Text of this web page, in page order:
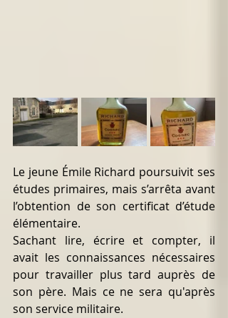
Le jeune Émile Richard poursuivit ses
études primaires, mais s’arrêta avant
l’obtention de son certificat d’étude
élémentaire.
Sachant lire, écrire et compter, il
avait les connaissances nécessaires
pour travailler plus tard auprès de
son père. Mais ce ne sera qu'après
son service militaire.